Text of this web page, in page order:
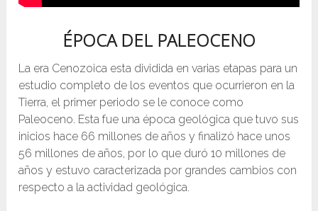
ÉPOCA DEL PALEOCENO
La era Cenozoica esta dividida en varias etapas para un
estudio completo de los eventos que ocurrieron en la
Tierra, el primer periodo se le conoce como
Paleoceno. Esta fue una época geológica que tuvo sus
inicios hace 66 millones de años y finalizó hace unos
56 millones de años, por lo que duró 10 millones de
años y estuvo caracterizada por grandes cambios con
respecto a la actividad geológica.